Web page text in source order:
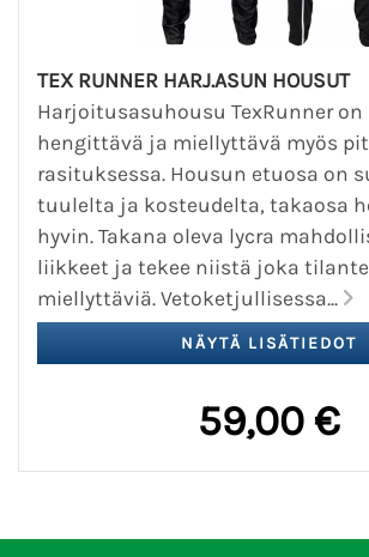
TEX RUNNER HARJ.ASUN HOUSUT
Harjoitusasuhousu TexRunner
hengittävä ja miellyttävä myös
rasituksessa. Housun etuosa on
tuulelta ja kosteudelta, takaosa
hyvin. Takana oleva lycra
liikkeet ja tekee niistä joka
miellyttäviä. Vetoketjullisessa...
59,00 €